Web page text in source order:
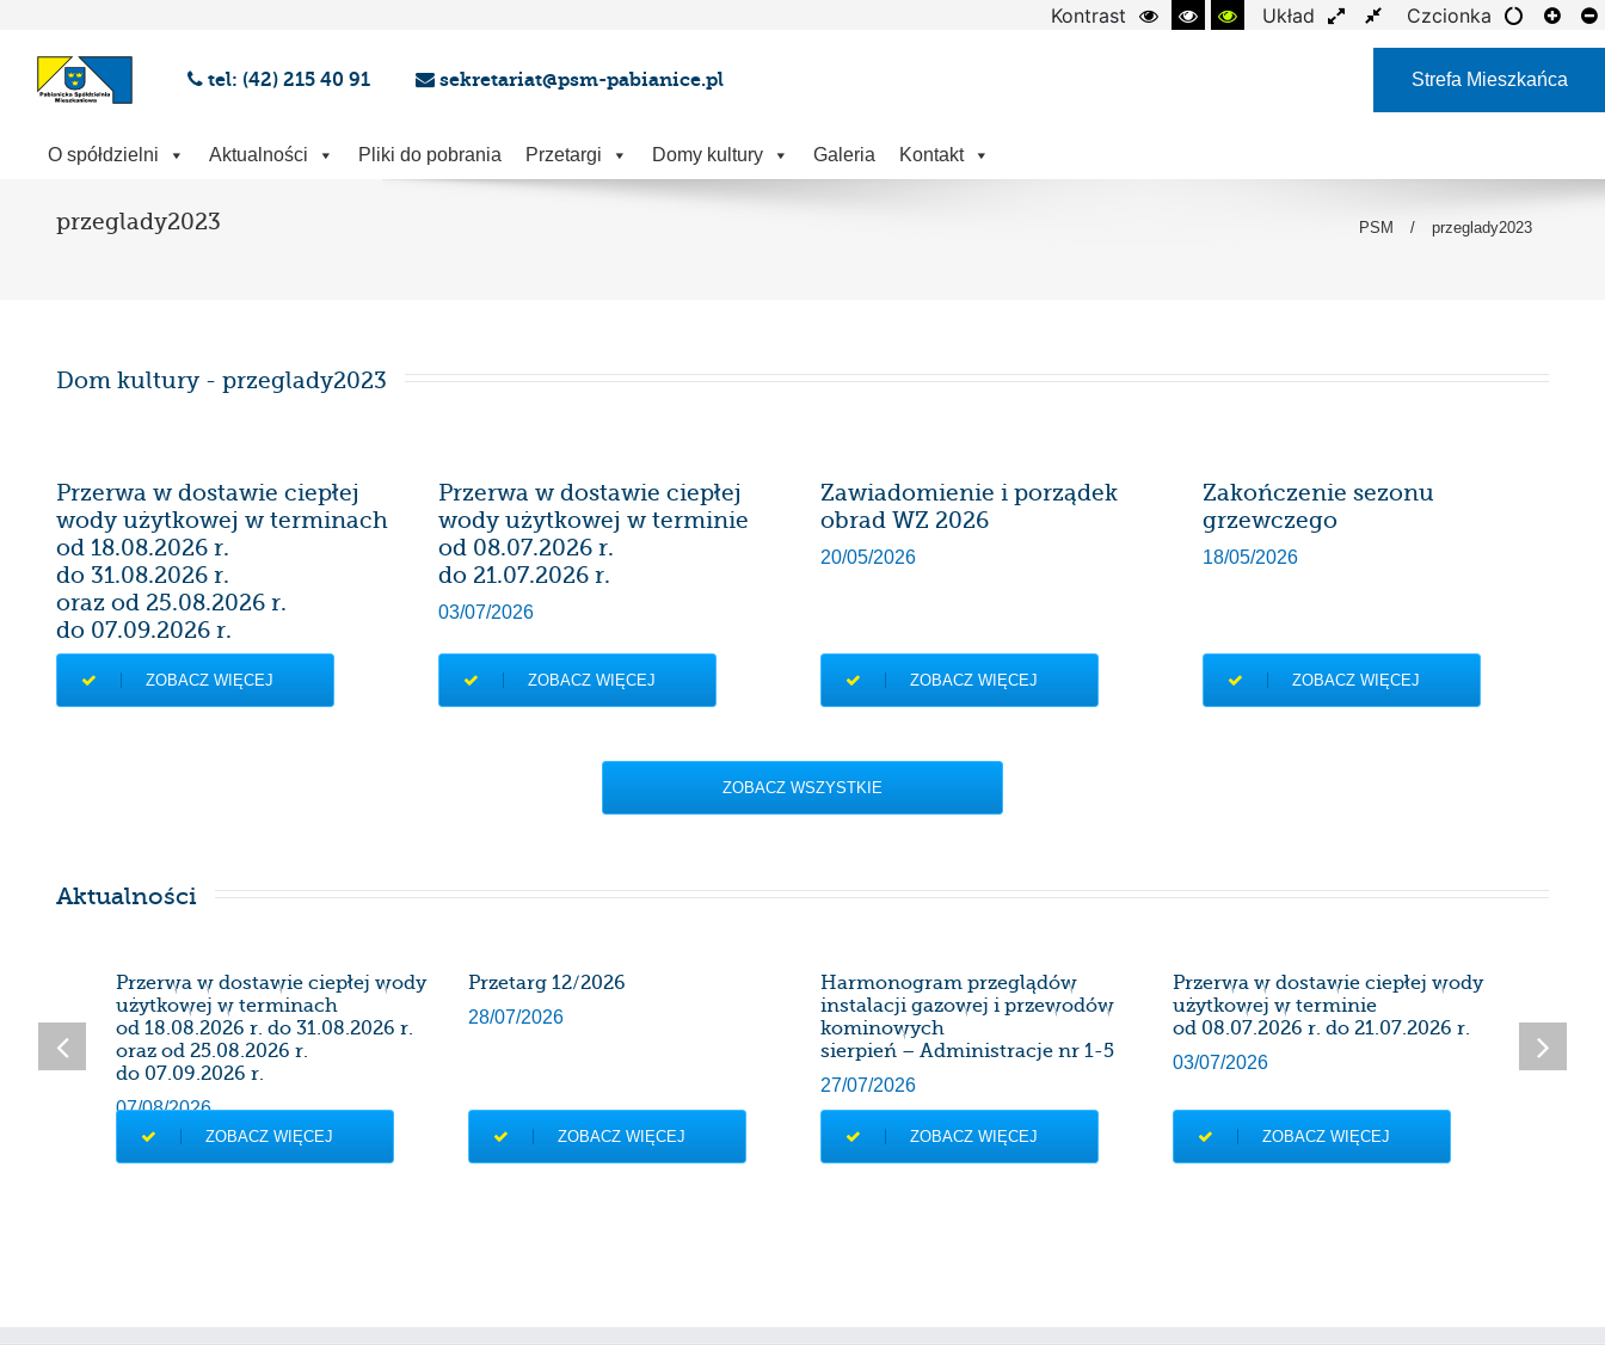
Kontrast Układ Czcionka
tel: (42) 215 40 91 sekretariat@psm-pabianice.pl Strefa Mieszkańca
O spółdzielni Aktualności Pliki do pobrania Przetargi Domy kultury Galeria Kontakt
przeglady2023 PSM / przeglady2023
Dom kultury - przeglady2023
Przerwa w dostawie ciepłej
wody użytkowej w terminach
od 18.08.2026 r.
do 31.08.2026 r.
oraz od 25.08.2026 r.
do 07.09.2026 r.
ZOBACZ WIĘCEJ
Przerwa w dostawie ciepłej
wody użytkowej w terminie
od 08.07.2026 r.
do 21.07.2026 r.
03/07/2026
ZOBACZ WIĘCEJ
Zawiadomienie i porządek
obrad WZ 2026
20/05/2026
ZOBACZ WIĘCEJ
Zakończenie sezonu
grzewczego
18/05/2026
ZOBACZ WIĘCEJ
ZOBACZ WSZYSTKIE
Aktualności
Przerwa w dostawie ciepłej wody
użytkowej w terminach
od 18.08.2026 r. do 31.08.2026 r.
oraz od 25.08.2026 r.
do 07.09.2026 r.
07/08/2026
ZOBACZ WIĘCEJ
Przetarg 12/2026
28/07/2026
ZOBACZ WIĘCEJ
Harmonogram przeglądów
instalacji gazowej i przewodów
kominowych
sierpień – Administracje nr 1-5
27/07/2026
ZOBACZ WIĘCEJ
Przerwa w dostawie ciepłej wody
użytkowej w terminie
od 08.07.2026 r. do 21.07.2026 r.
03/07/2026
ZOBACZ WIĘCEJ